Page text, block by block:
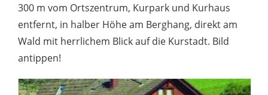
300 m vom Ortszentrum, Kurpark und Kurhaus
entfernt, in halber Höhe am Berghang, direkt am
Wald mit herrlichem Blick auf die Kurstadt. Bild
antippen!